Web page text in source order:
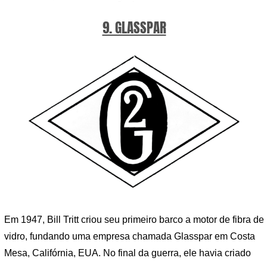
9. GLASSPAR
Em 1947, Bill Tritt criou seu primeiro barco a motor de fibra de
vidro, fundando uma empresa chamada Glasspar em Costa
Mesa, Califórnia, EUA. No final da guerra, ele havia criado